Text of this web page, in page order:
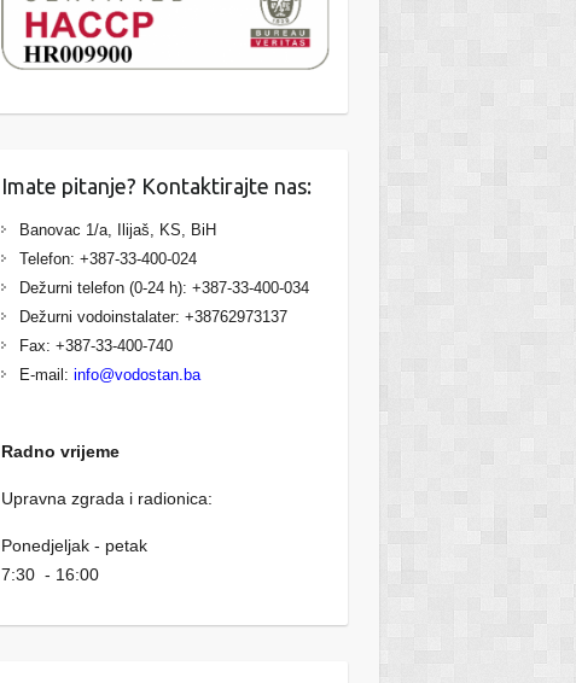
Imate pitanje? Kontaktirajte nas:
Banovac 1/a, Ilijaš, KS, BiH
Telefon: +387-33-400-024
Dežurni telefon (0-24 h): +387-33-400-034
Dežurni vodoinstalater: +38762973137
Fax: +387-33-400-740
E-mail: info@vodostan.ba
Radno vrijeme
Upravna zgrada i radionica:
Ponedjeljak - petak
7:30 - 16:00